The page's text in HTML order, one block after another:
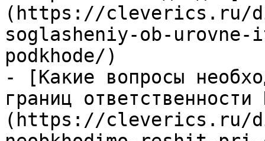
(https://cleverics.ru/
soglasheniy-ob-
podkhode/)
- [Какие вопросы
границ
(https://cleverics.ru/